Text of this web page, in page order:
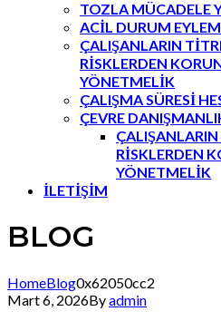
TOZLA MÜCADELE
ACİL DURUM
ÇALIŞANLARIN
RİSKLERDEN
YÖNETMELİK
ÇALIŞMA SÜRESİ
ÇEVRE
RİSKLERDEN
YÖNETMELİK
İLETİŞİM
BLOG
HomeBlog0x62050cc2
Mart 6, 2026Byadmin